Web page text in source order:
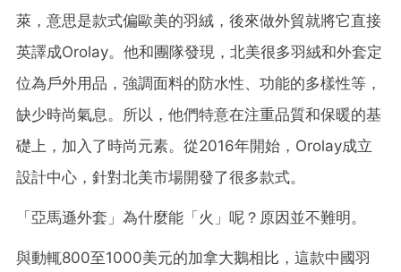
萊，意思是款式偏歐美的羽絨，後來做外貿就將它直接
英譯成Orolay。他和團隊發現，北美很多羽絨和外套定
位為戶外用品，強調面料的防水性、功能的多樣性等，
缺少時尚氣息。所以，他們特意在注重品質和保暖的基
礎上，加入了時尚元素。從2016年開始，Orolay成立
設計中心，針對北美市場開發了很多款式。
「亞馬遜外套」為什麼能「火」呢？原因並不難明。
與動輒800至1000美元的加拿大鵝相比，這款中國羽